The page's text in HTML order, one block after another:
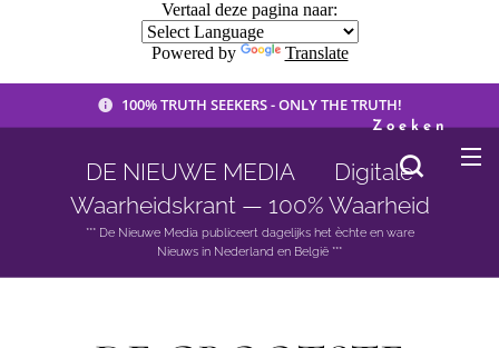
Vertaal deze pagina naar:
Powered by Translate
100% TRUTH SEEKERS - ONLY THE TRUTH!
DE NIEUWE MEDIA 🟣 Digitale
Waarheidskrant — 100% Waarheid
*** De Nieuwe Media publiceert dagelijks het èchte en ware
Nieuws in Nederland en België ***
Zoeken